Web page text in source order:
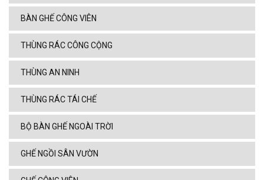
BÀN GHẾ CÔNG VIÊN
THÙNG RÁC CÔNG CỘNG
THÙNG AN NINH
THÙNG RÁC TÁI CHẾ
BỘ BÀN GHẾ NGOÀI TRỜI
GHẾ NGỒI SÂN VƯỜN